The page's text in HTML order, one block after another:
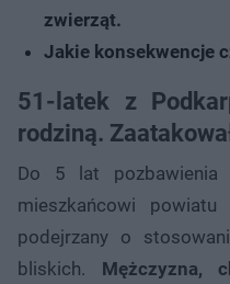
zwierząt.
Jakie konsekwencje
51-latek z
rodziną.
Do 5 lat pozbawienia
mieszkańcowi
podejrzany o
bliskich. Mężczyzna,